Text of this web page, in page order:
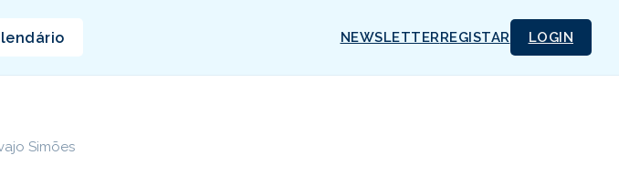
NEWSLETTERREGISTAR LOGIN
Simões